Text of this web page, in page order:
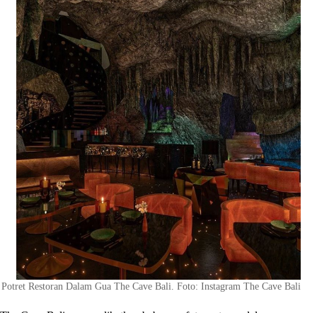
Potret Restoran Dalam Gua The Cave Bali. Foto: Instagram The Cave Bali